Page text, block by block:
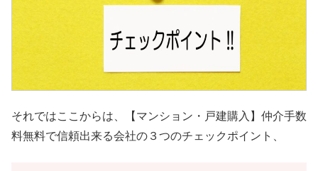
それではここからは、【マンション・戸建購入】仲介手数
料無料で信頼出来る会社の３つのチェックポイント、